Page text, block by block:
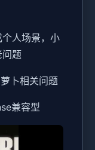
人场景，小
问题
卜相关问题
兼容型